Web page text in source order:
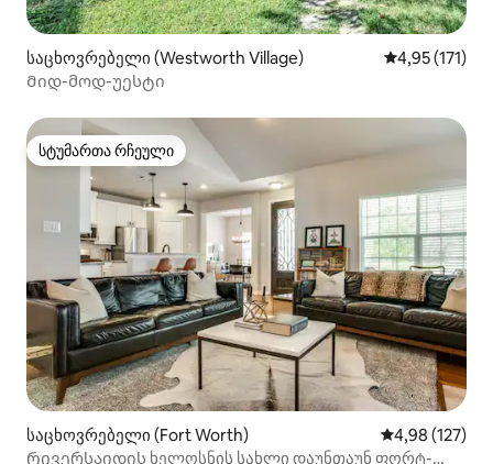
საცხოვრებელი (Westworth Village) საშუალო
4,95 (171)
Მიდ-მოდ-უესტი
სტუმართა რჩეული
სტუმართა რჩეული
საცხოვრებელი (Fort Worth) საშუალო
4,98 (127)
Რივერსაიდის ხელოსნის სახლი დაუნთაუნ ფორტ-